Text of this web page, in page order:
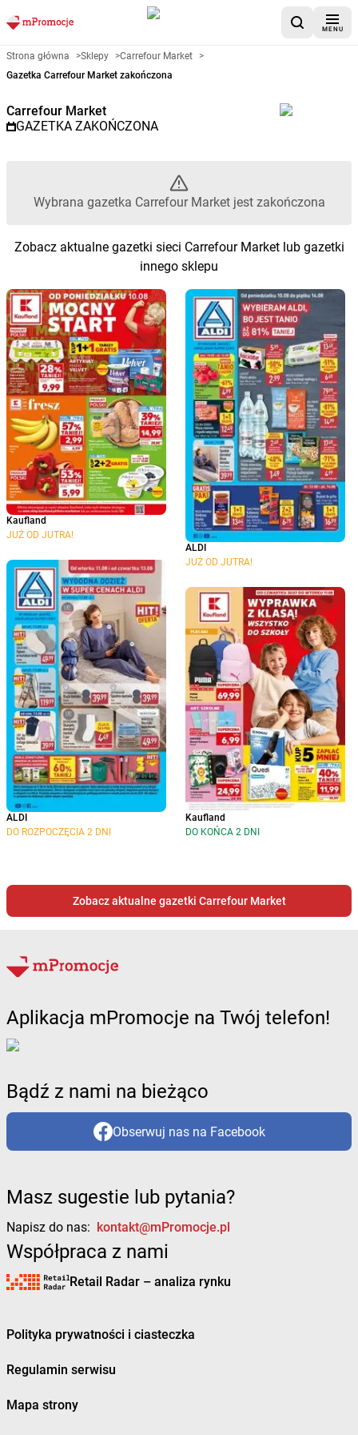
MENU
Gazetka promocyjna
Strona główna >Sklepy >Carrefour Market >
Gazetka Carrefour Market zakończona
Carrefour Market
GAZETKA ZAKOŃCZONA
Wybrana gazetka Carrefour Market jest zakończona
Zobacz aktualne gazetki sieci Carrefour Market lub gazetki
innego sklepu
Kaufland
JUŻ OD JUTRA!
ALDI
DO ROZPOCZĘCIA 2 DNI
ALDI
JUŻ OD JUTRA!
Kaufland
DO KOŃCA 2 DNI
Zobacz aktualne gazetki Carrefour Market
Aplikacja mPromocje na Twój telefon!
Bądź z nami na bieżąco
Obserwuj nas na Facebook
Masz sugestie lub pytania?
Napisz do nas: kontakt@mPromocje.pl
Współpraca z nami
Retail Radar – analiza rynku
Polityka prywatności i ciasteczka
Regulamin serwisu
Mapa strony